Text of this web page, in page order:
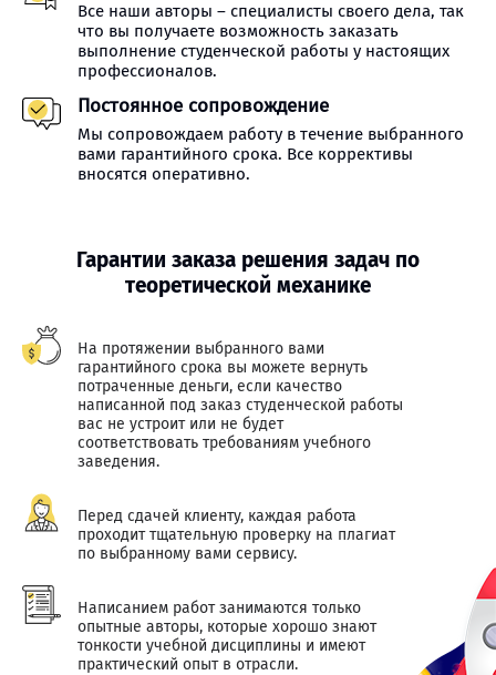
Все наши авторы – специалисты своего дела, так
что вы получаете возможность заказать
выполнение студенческой работы у настоящих
профессионалов.
Постоянное сопровождение
Мы сопровождаем работу в течение выбранного
вами гарантийного срока. Все коррективы
вносятся оперативно.
Гарантии заказа решения задач по
теоретической механике
На протяжении выбранного вами
гарантийного срока вы можете вернуть
потраченные деньги, если качество
написанной под заказ студенческой работы
вас не устроит или не будет
соответствовать требованиям учебного
заведения.
Перед сдачей клиенту, каждая работа
проходит тщательную проверку на плагиат
по выбранному вами сервису.
Написанием работ занимаются только
опытные авторы, которые хорошо знают
тонкости учебной дисциплины и имеют
практический опыт в отрасли.